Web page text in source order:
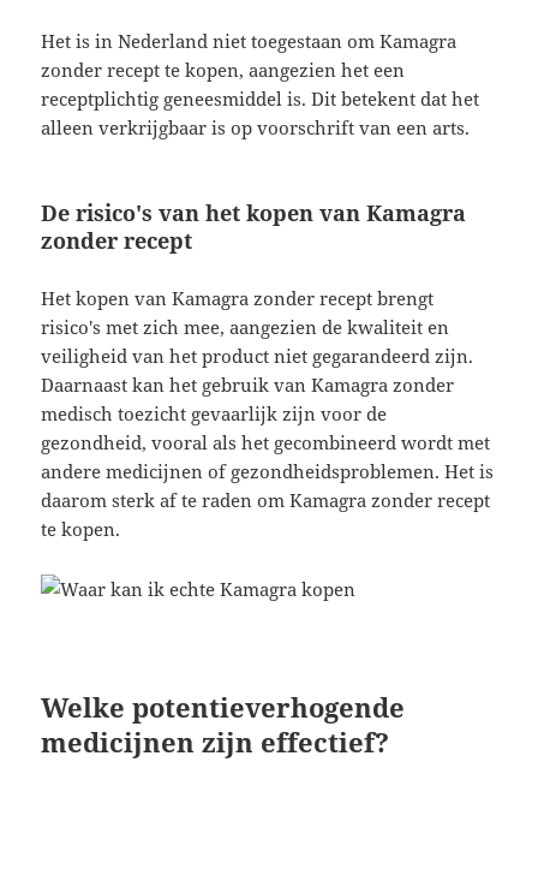
Het is in Nederland niet toegestaan om Kamagra
zonder recept te kopen, aangezien het een
receptplichtig geneesmiddel is. Dit betekent dat het
alleen verkrijgbaar is op voorschrift van een arts.
De risico's van het kopen van Kamagra
zonder recept
Het kopen van Kamagra zonder recept brengt
risico's met zich mee, aangezien de kwaliteit en
veiligheid van het product niet gegarandeerd zijn.
Daarnaast kan het gebruik van Kamagra zonder
medisch toezicht gevaarlijk zijn voor de
gezondheid, vooral als het gecombineerd wordt met
andere medicijnen of gezondheidsproblemen. Het is
daarom sterk af te raden om Kamagra zonder recept
te kopen.
Welke potentieverhogende
medicijnen zijn effectief?